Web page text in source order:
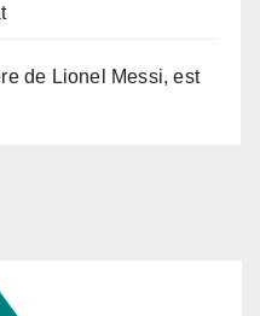
de Lionel Messi, est